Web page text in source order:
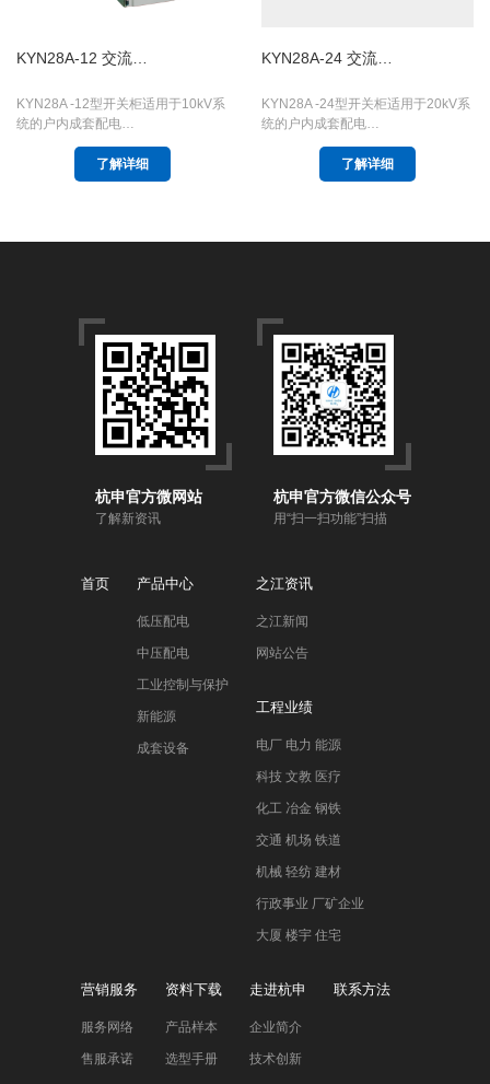
KYN28A-12 交流…
KYN28A -12型开关柜适用于10kV系
统的户内成套配电…
了解详细
KYN28A-24 交流…
KYN28A -24型开关柜适用于20kV系
统的户内成套配电…
了解详细
杭申官方微网站
了解新资讯
杭申官方微信公众号
用“扫一扫功能”扫描
首页 产品中心
低压配电
中压配电
工业控制与保护
新能源
成套设备
之江资讯
之江新闻
网站公告
工程业绩
电厂 电力 能源
科技 文教 医疗
化工 冶金 钢铁
交通 机场 铁道
机械 轻纺 建材
行政事业 厂矿企业
大厦 楼宇 住宅
营销服务
服务网络
售服承诺
资料下载
产品样本
选型手册
走进杭申
企业简介
技术创新
联系方法